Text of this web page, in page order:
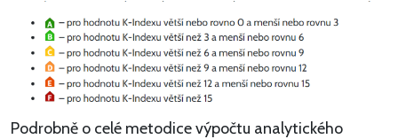
Podrobně o celé metodice výpočtu analytického